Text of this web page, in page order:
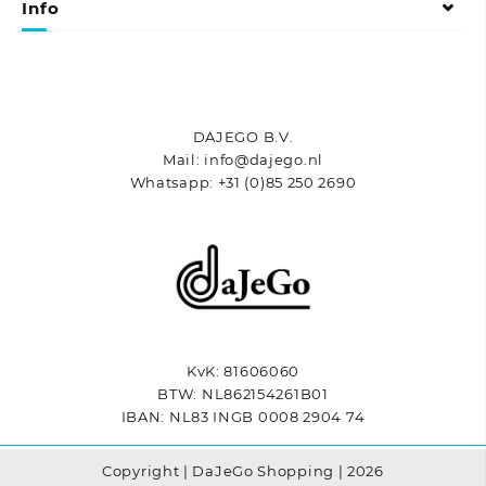
Info
DAJEGO B.V.
Mail: info@dajego.nl
Whatsapp: +31 (0)85 250 2690
KvK: 81606060
BTW: NL862154261B01
IBAN: NL83 INGB 0008 2904 74
Copyright | DaJeGo Shopping | 2026